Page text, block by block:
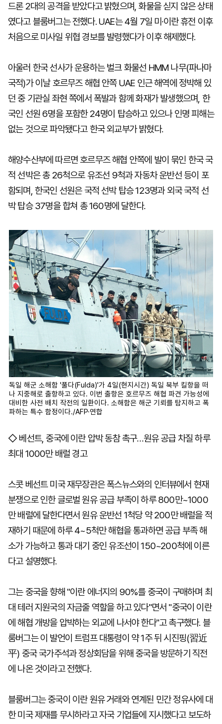
드론 2대의 공격을 받았다고 밝혔으며, 화물을 싣지 않은 상태
였다고 블룸버그는 전했다. UAE는 4월 7일 미·이란 휴전 이후
처음으로 미사일 위협 경보를 발령했다가 이후 해제했다.
아울러 한국 선사가 운용하는 벌크 화물선 HMM 나무(파나마
국적)가 이날 호르무즈 해협 안쪽 UAE 인근 해역에 정박해 있
던 중 기관실 좌현 쪽에서 폭발과 함께 화재가 발생했으며, 한
국인 선원 6명을 포함한 24명이 탑승하고 있으나 인명 피해는
없는 것으로 파악됐다고 한국 외교부가 밝혔다.
해양수산부에 따르면 호르무즈 해협 안쪽에 발이 묶인 한국 국
적 선박은 총 26척으로 유조선 9척과 자동차 운반선 등이 포
함되며, 한국인 선원은 국적 선박 탑승 123명과 외국 국적 선
박 탑승 37명을 합쳐 총 160명에 달한다.
독일 해군 소해함 '풀다(Fulda)'가 4일(현지시간) 독일 북부 킬항을 떠
나 지중해로 출항하고 있다. 이번 출항은 호르무즈 해협 파견 가능성에
대비한 사전 배치 작전의 일환이다. 소해함은 해군 기뢰를 탐지하고 폭
파하는 특수 함정이다./AFP·연합
◇ 베선트, 중국에 이란 압박 동참 촉구…원유 공급 차질 하루
최대 1000만 배럴 경고
스콧 베선트 미국 재무장관은 폭스뉴스와의 인터뷰에서 현재
분쟁으로 인한 글로벌 원유 공급 부족이 하루 800만~1000
만 배럴에 달한다면서 원유 운반선 1척당 약 200만 배럴을 적
재하기 때문에 하루 4~5척만 해협을 통과하면 공급 부족 해
소가 가능하고 통과 대기 중인 유조선이 150~200척에 이른
다고 설명했다.
그는 중국을 향해 "이란 에너지의 90%를 중국이 구매하며 최
대 테러 지원국의 자금줄 역할을 하고 있다"면서 "중국이 이란
에 해협 개방을 압박하는 외교에 나서야 한다"고 촉구했다. 블
룸버그는 이 발언이 트럼프 대통령이 약 1주 뒤 시진핑(習近
平) 중국 국가주석과 정상회담을 위해 중국을 방문하기 직전
에 나온 것이라고 전했다.
블룸버그는 중국이 이란 원유 거래와 연계된 민간 정유사에 대
한 미국 제재를 무시하라고 자국 기업들에 지시했다고 보도하